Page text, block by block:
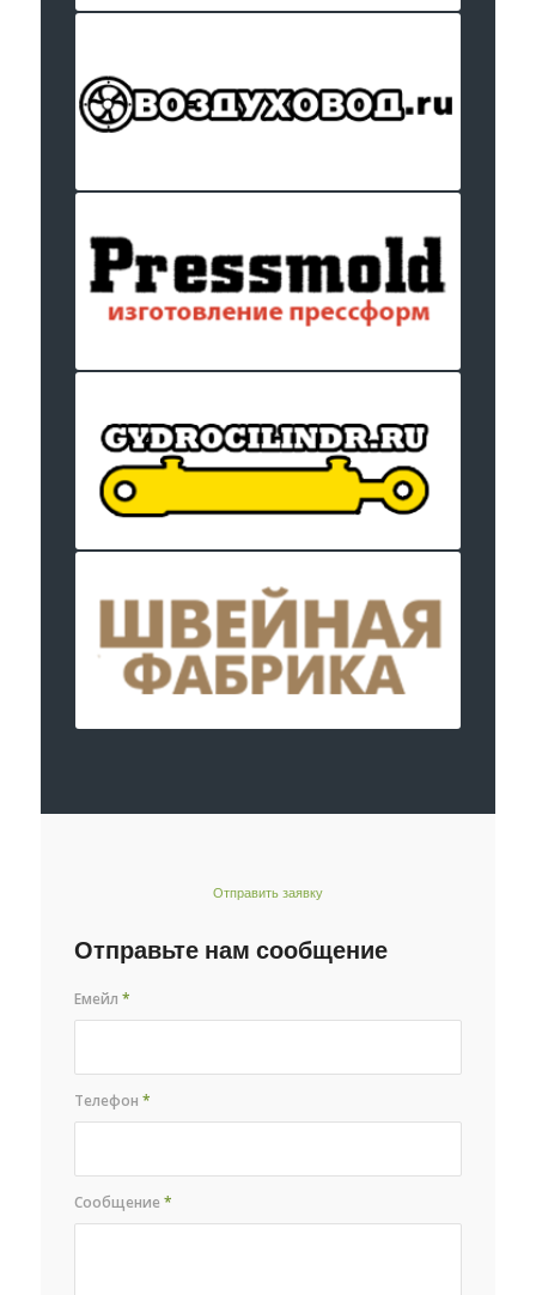
Отправить заявку
Отправьте нам сообщение
Емейл*
Телефон*
Сообщение*